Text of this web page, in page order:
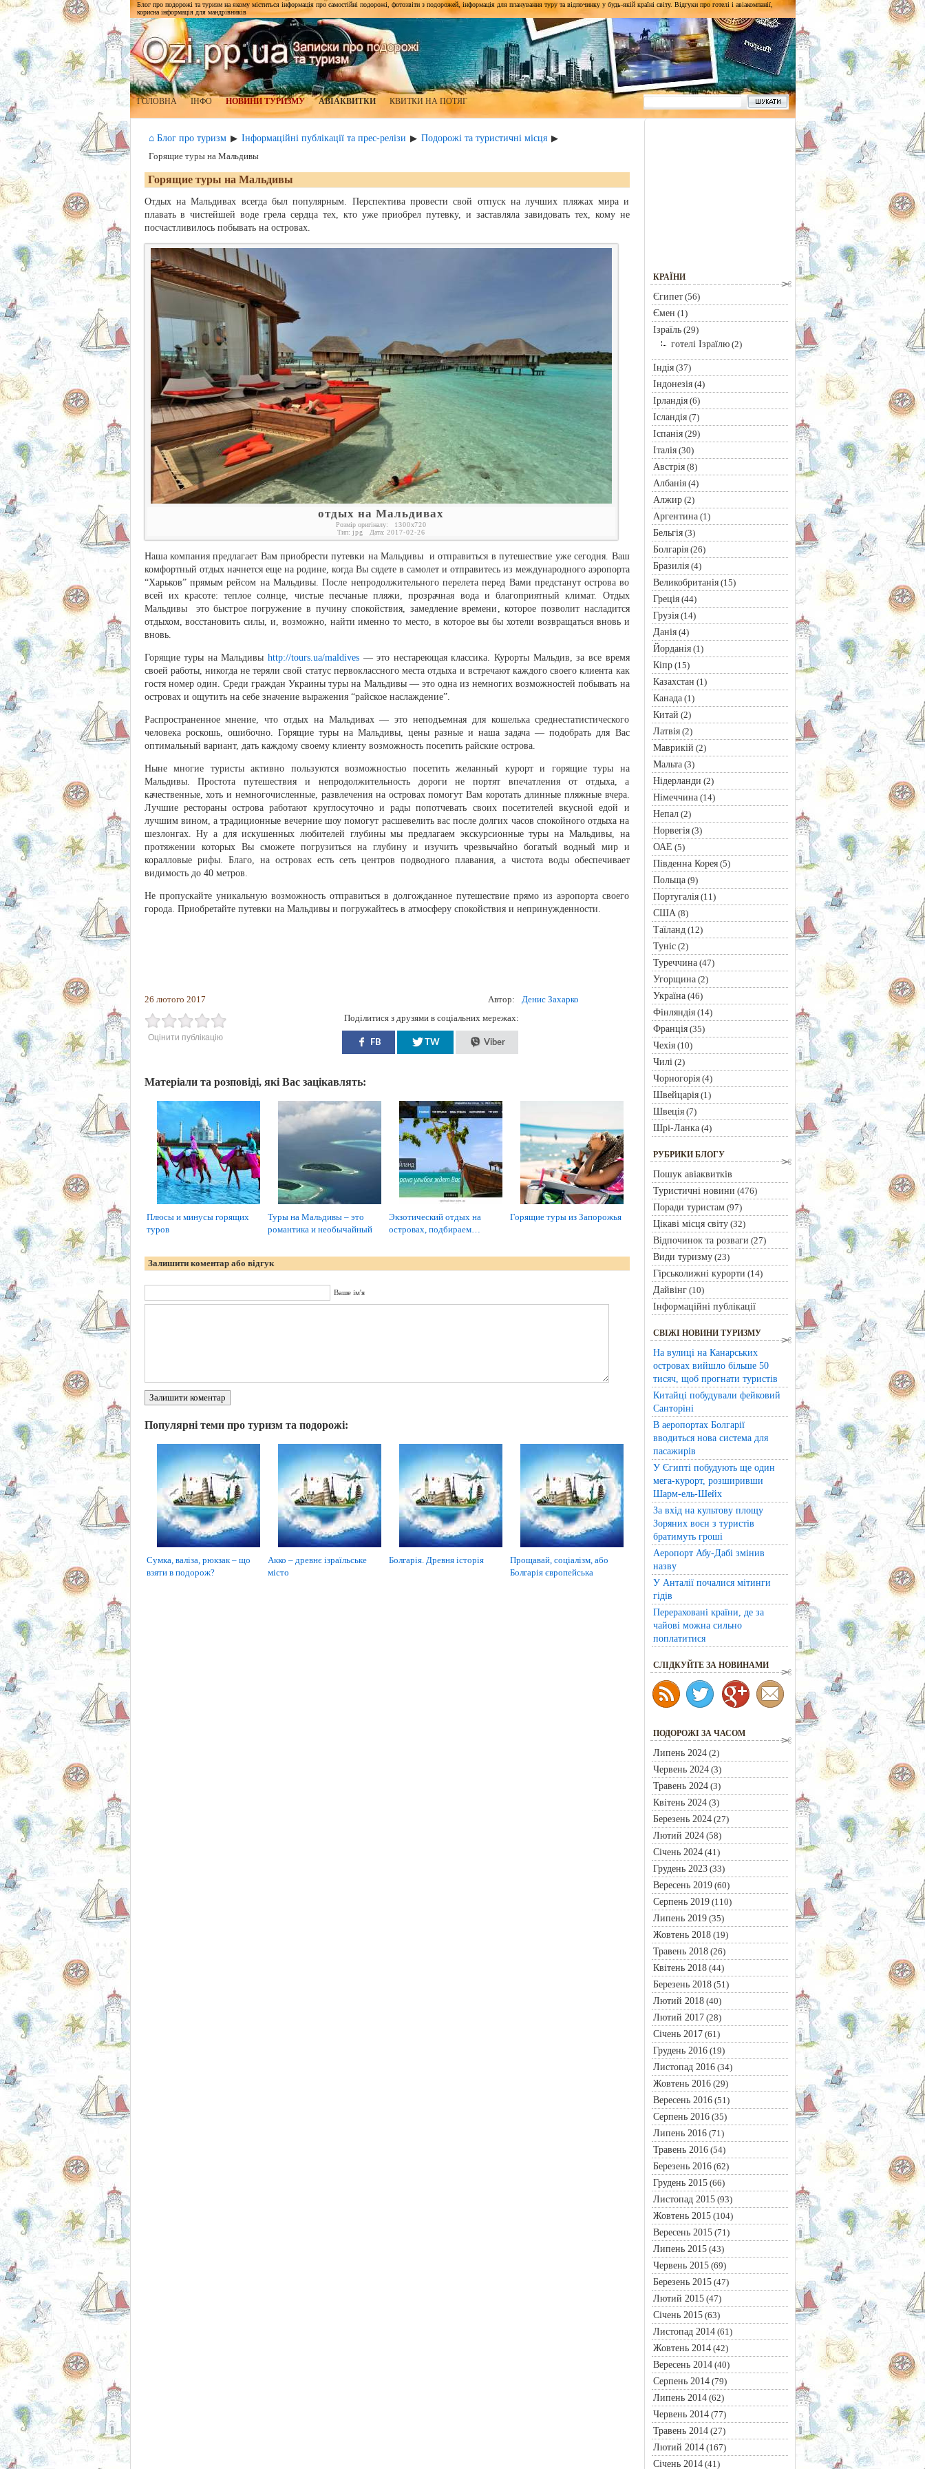
Блог про подорожі та туризм на якому міститься інформація про самостійні подорожі, фотозвіти з подорожей, інформація для планування туру та відпочинку у будь-якій країні світу. Відгуки про готелі і авіакомпанії,
корисна інформація для мандрівників
ГОЛОВНА ІНФО НОВИНИ ТУРИЗМУ АВІАКВИТКИ КВИТКИ НА ПОТЯГ
⌂ Блог про туризм ▶ Інформаційні публікації та прес-релізи ▶ Подорожі та туристичні місця ▶
Горящие туры на Мальдивы
Горящие туры на Мальдивы
Отдых на Мальдивах всегда был популярным. Перспектива провести свой отпуск на лучших пляжах мира и
плавать в чистейшей воде грела сердца тех, кто уже приобрел путевку, и заставляла завидовать тех, кому не
посчастливилось побывать на островах.
отдых на Мальдивах
Розмір оригіналу: 1300x720
Тип: jpg Дата: 2017-02-26
Наша компания предлагает Вам приобрести путевки на Мальдивы и отправиться в путешествие уже сегодня. Ваш
комфортный отдых начнется еще на родине, когда Вы сядете в самолет и отправитесь из международного аэропорта
“Харьков” прямым рейсом на Мальдивы. После непродолжительного перелета перед Вами предстанут острова во
всей их красоте: теплое солнце, чистые песчаные пляжи, прозрачная вода и благоприятный климат. Отдых
Мальдивы это быстрое погружение в пучину спокойствия, замедление времени, которое позволит насладится
отдыхом, восстановить силы, и, возможно, найти именно то место, в которое вы бы хотели возвращаться вновь и
вновь.
Горящие туры на Мальдивы http://tours.ua/maldives— это нестареющая классика. Курорты Мальдив, за все время
своей работы, никогда не теряли свой статус первоклассного места отдыха и встречают каждого своего клиента как
гостя номер один. Среди граждан Украины туры на Мальдивы — это одна из немногих возможностей побывать на
островах и ощутить на себе значение выражения “райское наслаждение”.
Распространенное мнение, что отдых на Мальдивах — это неподъемная для кошелька среднестатистического
человека роскошь, ошибочно. Горящие туры на Мальдивы, цены разные и наша задача — подобрать для Вас
оптимальный вариант, дать каждому своему клиенту возможность посетить райские острова.
Ныне многие туристы активно пользуются возможностью посетить желанный курорт и горящие туры на
Мальдивы. Простота путешествия и непродолжительность дороги не портят впечатления от отдыха, а
качественные, хоть и немногочисленные, развлечения на островах помогут Вам коротать длинные пляжные вчера.
Лучшие рестораны острова работают круглосуточно и рады попотчевать своих посетителей вкусной едой и
лучшим вином, а традиционные вечерние шоу помогут расшевелить вас после долгих часов спокойного отдыха на
шезлонгах. Ну а для искушенных любителей глубины мы предлагаем экскурсионные туры на Мальдивы, на
протяжении которых Вы сможете погрузиться на глубину и изучить чрезвычайно богатый водный мир и
коралловые рифы. Благо, на островах есть сеть центров подводного плавания, а чистота воды обеспечивает
видимость до 40 метров.
Не пропускайте уникальную возможность отправиться в долгожданное путешествие прямо из аэропорта своего
города. Приобретайте путевки на Мальдивы и погружайтесь в атмосферу спокойствия и непринужденности.
26 лютого 2017 Автор: Денис Захарко
Оцінити публікацію
Поділитися з друзями в соціальних мережах:
FB TW Viber
Матеріали та розповіді, які Вас зацікавлять:
Плюсы и минусы горящих
туров
Туры на Мальдивы – это
романтика и необычайный
Экзотический отдых на
островах, подбираем…
Горящие туры из Запорожья
Залишити коментар або відгук
Ваше ім'я
Залишити коментар
Популярні теми про туризм та подорожі:
Сумка, валіза, рюкзак – що
взяти в подорож?
Акко – древнє ізраїльське
місто
Болгарія. Древня історія
Прощавай, соціалізм, або
Болгарія європейська
КРАЇНИ
Єгипет(56)
Ємен (1)
Ізраїль(29)
готелі Ізраїлю(2)
Індія(37)
Індонезія(4)
Ірландія(6)
Ісландія(7)
Іспанія(29)
Італія(30)
Австрія(8)
Албанія(4)
Алжир(2)
Аргентина(1)
Бельгія(3)
Болгарія(26)
Бразилія(4)
Великобританія(15)
Греція(44)
Грузія(14)
Данія(4)
Йорданія(1)
Кіпр(15)
Казахстан (1)
Канада(1)
Китай (2)
Латвія(2)
Маврикій (2)
Мальта(3)
Нідерланди (2)
Німеччина(14)
Непал(2)
Норвегія(3)
ОАЕ (5)
Південна Корея(5)
Польща(9)
Португалія(11)
США(8)
Таїланд(12)
Туніс(2)
Туреччина(47)
Угорщина(2)
Україна(46)
Фінляндія(14)
Франція(35)
Чехія(10)
Чилі(2)
Чорногорія(4)
Швейцарія(1)
Швеція(7)
Шрі-Ланка(4)
РУБРИКИ БЛОГУ
Пошук авіаквитків
Туристичні новини (476)
Поради туристам(97)
Цікаві місця світу(32)
Відпочинок та розваги (27)
Види туризму(23)
Гірськолижні курорти (14)
Дайвінг(10)
Інформаційні публікації
СВІЖІ НОВИНИ ТУРИЗМУ
На вулиці на Канарських
островах вийшло більше 50
тисяч, щоб прогнати туристів
Китайці побудували фейковий
Санторіні
В аеропортах Болгарії
вводиться нова система для
пасажирів
У Єгипті побудують ще один
мега-курорт, розширивши
Шарм-ель-Шейх
За вхід на культову площу
Зоряних воєн з туристів
братимуть гроші
Аеропорт Абу-Дабі змінив
назву
У Анталії почалися мітинги
гідів
Перераховані країни, де за
чайові можна сильно
поплатитися
CЛІДКУЙТЕ ЗА НОВИНАМИ
ПОДОРОЖІ ЗА ЧАСОМ
Липень 2024(2)
Червень 2024(3)
Травень 2024(3)
Квітень 2024(3)
Березень 2024(27)
Лютий 2024(58)
Січень 2024(41)
Грудень 2023(33)
Вересень 2019(60)
Серпень 2019(110)
Липень 2019(35)
Жовтень 2018(19)
Травень 2018(26)
Квітень 2018(44)
Березень 2018(51)
Лютий 2018(40)
Лютий 2017(28)
Січень 2017(61)
Грудень 2016(19)
Листопад 2016(34)
Жовтень 2016(29)
Вересень 2016(51)
Серпень 2016(35)
Липень 2016(71)
Травень 2016(54)
Березень 2016(62)
Грудень 2015(66)
Листопад 2015(93)
Жовтень 2015(104)
Вересень 2015(71)
Липень 2015(43)
Червень 2015(69)
Березень 2015(47)
Лютий 2015(47)
Січень 2015(63)
Листопад 2014(61)
Жовтень 2014(42)
Вересень 2014(40)
Серпень 2014(79)
Липень 2014(62)
Червень 2014(77)
Травень 2014(27)
Лютий 2014(167)
Січень 2014(41)